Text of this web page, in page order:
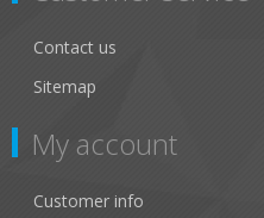
Contact us
Sitemap
My account
Customer info